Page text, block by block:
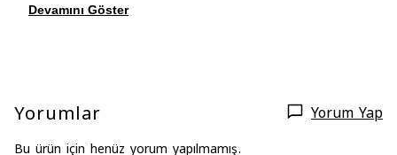
Devamını Göster
Yorumlar Yorum Yap
Bu ürün için henüz yorum yapılmamış.